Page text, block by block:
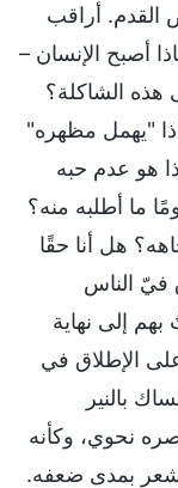
أراقب
أصبح الإنسان –
هذه الشاكلة؟
"يهمل مظهره"
هو عدم حبه
ما أطلبه منه؟
هل أنا حقًا
فيّ الناس
بهم إلى نهاية
الإطلاق في
بالنير
نحوي، وكأنه
بمدى ضعفه.